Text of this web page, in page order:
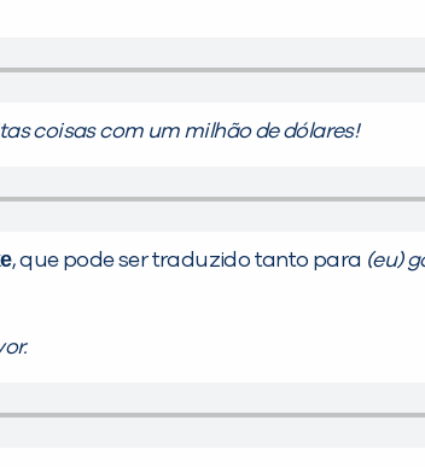
coisas com um milhão de dólares!
, que pode ser traduzido tanto para (eu)